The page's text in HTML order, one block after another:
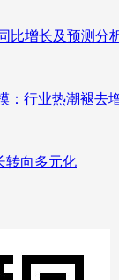
比增长及预测
：行业热潮褪
转向多元化